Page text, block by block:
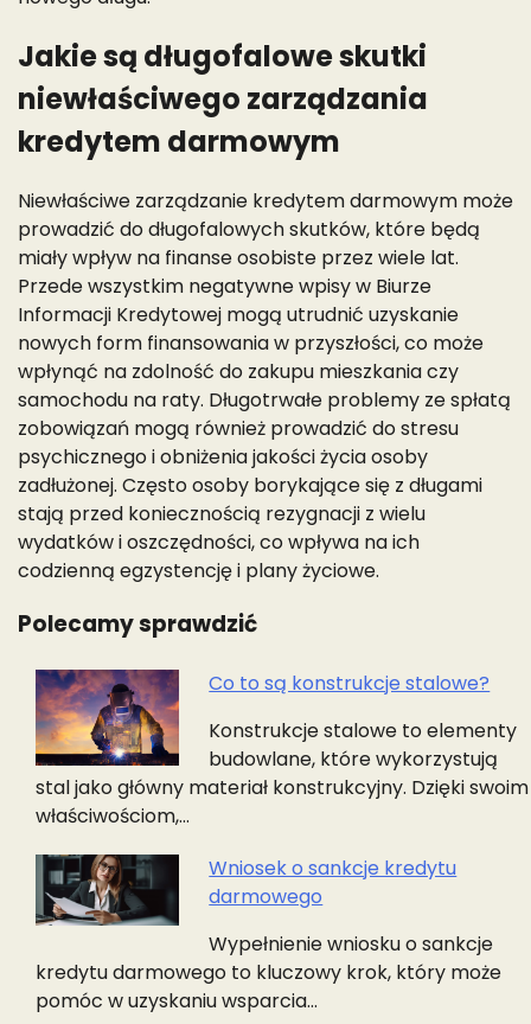
Jakie są długofalowe skutki
niewłaściwego zarządzania
kredytem darmowym
Niewłaściwe zarządzanie kredytem darmowym może
prowadzić do długofalowych skutków, które będą
miały wpływ na finanse osobiste przez wiele lat.
Przede wszystkim negatywne wpisy w Biurze
Informacji Kredytowej mogą utrudnić uzyskanie
nowych form finansowania w przyszłości, co może
wpłynąć na zdolność do zakupu mieszkania czy
samochodu na raty. Długotrwałe problemy ze spłatą
zobowiązań mogą również prowadzić do stresu
psychicznego i obniżenia jakości życia osoby
zadłużonej. Często osoby borykające się z długami
stają przed koniecznością rezygnacji z wielu
wydatków i oszczędności, co wpływa na ich
codzienną egzystencję i plany życiowe.
Polecamy sprawdzić
Co to są konstrukcje stalowe?
Konstrukcje stalowe to elementy
budowlane, które wykorzystują
stal jako główny materiał konstrukcyjny. Dzięki swoim
właściwościom,…
Wniosek o sankcje kredytu
darmowego
Wypełnienie wniosku o sankcje
kredytu darmowego to kluczowy krok, który może
pomóc w uzyskaniu wsparcia…
Nawigacja
wpisu